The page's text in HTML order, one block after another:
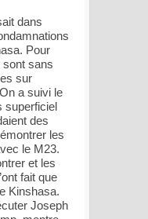
dans
Pour
sans
sur
a suivi le
superficiel
des
les
le M23.
et les
fait que
Kinshasa.
Joseph